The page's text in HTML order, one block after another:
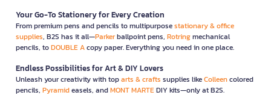
Your Go-To Stationery for Every Creation
From premium pens and pencils to multipurposestationary & office
supplies, B2S has it all—Parkerballpoint pens, Rotringmechanical
pencils, toDOUBLE Acopy paper. Everything you need in one place.
Endless Possibilities for Art & DIY Lovers
Unleash your creativity with toparts & crafts supplies likeColleencolored
pencils, Pyramideasels, andMONT MARTEDIY kits—only at B2S.